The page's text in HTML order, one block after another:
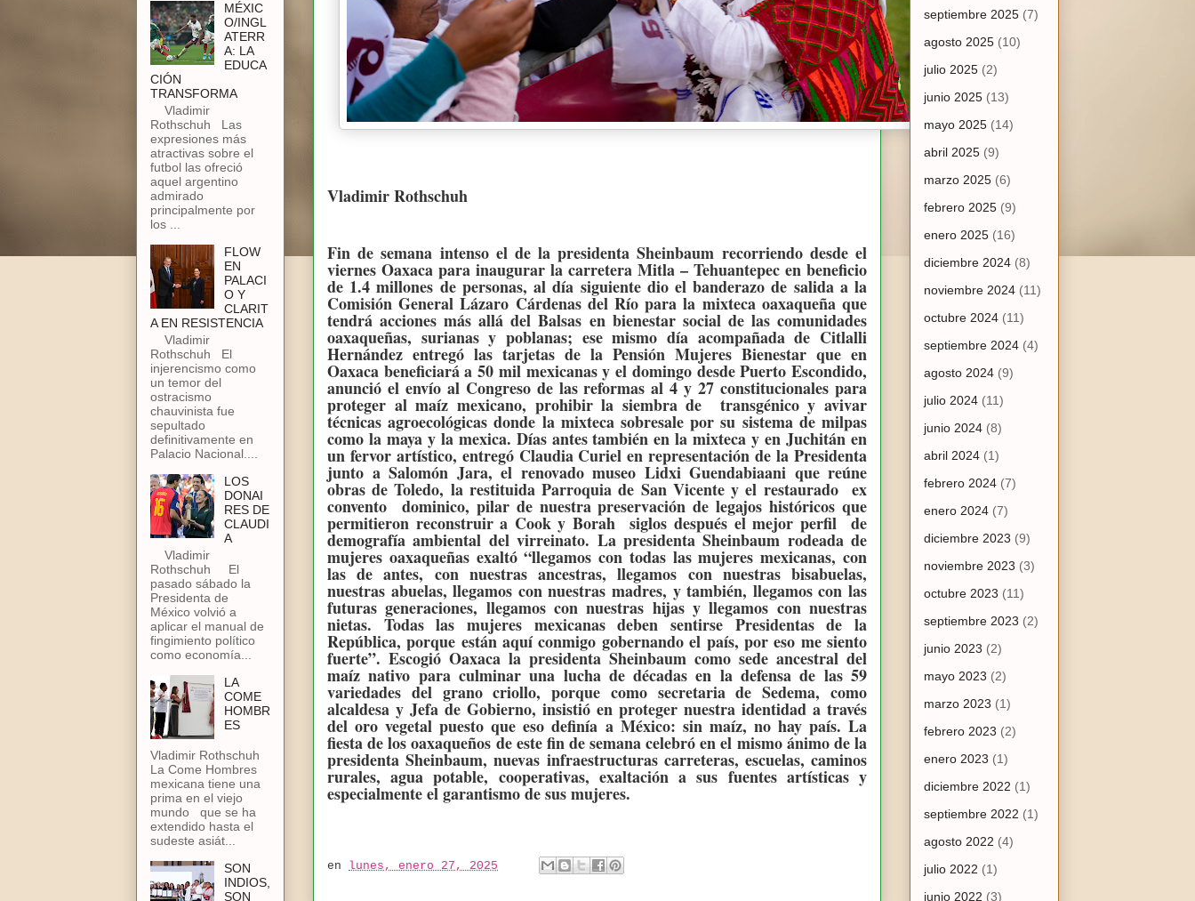
Vladimir Rothschuh
Fin de semana intenso el de la presidenta Sheinbaum recorriendo desde el
viernes Oaxaca para inaugurar la carretera Mitla – Tehuantepec en beneficio
de 1.4 millones de personas, al día siguiente dio el banderazo de salida a la
Comisión General Lázaro Cárdenas del Río para la mixteca oaxaqueña que
tendrá acciones más allá del Balsas en bienestar social de las comunidades
oaxaqueñas, surianas y poblanas; ese mismo día acompañada de Citlalli
Hernández entregó las tarjetas de la Pensión Mujeres Bienestar que en
Oaxaca beneficiará a 50 mil mexicanas y el domingo desde Puerto Escondido,
anunció el envío al Congreso de las reformas al 4 y 27 constitucionales para
proteger al maíz mexicano, prohibir la siembra de transgénico y avivar
técnicas agroecológicas donde la mixteca sobresale por su sistema de milpas
como la maya y la mexica. Días antes también en la mixteca y en Juchitán en
un fervor artístico, entregó Claudia Curiel en representación de la Presidenta
junto a Salomón Jara, el renovado museo Lidxi Guendabiaani que reúne
obras de Toledo, la restituida Parroquia de San Vicente y el restaurado ex
convento dominico, pilar de nuestra preservación de legajos históricos que
permitieron reconstruir a Cook y Borah siglos después el mejor perfil de
demografía ambiental del virreinato. La presidenta Sheinbaum rodeada de
mujeres oaxaqueñas exaltó “llegamos con todas las mujeres mexicanas, con
las de antes, con nuestras ancestras, llegamos con nuestras bisabuelas,
nuestras abuelas, llegamos con nuestras madres, y también, llegamos con las
futuras generaciones, llegamos con nuestras hijas y llegamos con nuestras
nietas. Todas las mujeres mexicanas deben sentirse Presidentas de la
República, porque están aquí conmigo gobernando el país, por eso me siento
fuerte”. Escogió Oaxaca la presidenta Sheinbaum como sede ancestral del
maíz nativo para culminar una lucha de décadas en la defensa de las 59
variedades del grano criollo, porque como secretaria de Sedema, como
alcaldesa y Jefa de Gobierno, insistió en proteger nuestra identidad a través
del oro vegetal puesto que eso definía a México: sin maíz, no hay país. La
fiesta de los oaxaqueños de este fin de semana celebró en el mismo ánimo de la
presidenta Sheinbaum, nuevas infraestructuras carreteras, escuelas, caminos
rurales, agua potable, cooperativas, exaltación a sus fuentes artísticas y
especialmente el garantismo de sus mujeres.
en lunes, enero 27, 2025
MÉXIC
O/INGL
ATERR
A: LA
EDUCA
CIÓN
TRANSFORMA
Vladimir
Rothschuh Las
expresiones más
atractivas sobre el
futbol las ofreció
aquel argentino
admirado
principalmente por
los ...
FLOW
EN
PALACI
O Y
CLARIT
A EN RESISTENCIA
Vladimir
Rothschuh El
injerencismo como
un temor del
ostracismo
chauvinista fue
sepultado
definitivamente en
Palacio Nacional....
LOS
DONAI
RES DE
CLAUDI
A
Vladimir
Rothschuh El
pasado sábado la
Presidenta de
México volvió a
aplicar el manual de
fingimiento político
como economía...
LA
COME
HOMBR
ES
Vladimir Rothschuh
La Come Hombres
mexicana tiene una
prima en el viejo
mundo que se ha
extendido hasta el
sudeste asiát...
SON
INDIOS,
SON
septiembre 2025 (7)
agosto 2025 (10)
julio 2025 (2)
junio 2025 (13)
mayo 2025 (14)
abril 2025 (9)
marzo 2025 (6)
febrero 2025 (9)
enero 2025 (16)
diciembre 2024 (8)
noviembre 2024 (11)
octubre 2024 (11)
septiembre 2024 (4)
agosto 2024 (9)
julio 2024 (11)
junio 2024 (8)
abril 2024 (1)
febrero 2024 (7)
enero 2024 (7)
diciembre 2023 (9)
noviembre 2023 (3)
octubre 2023 (11)
septiembre 2023 (2)
junio 2023 (2)
mayo 2023 (2)
marzo 2023 (1)
febrero 2023 (2)
enero 2023 (1)
diciembre 2022 (1)
septiembre 2022 (1)
agosto 2022 (4)
julio 2022 (1)
junio 2022 (3)